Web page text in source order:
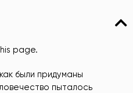
page.
были придуманы
пыталось